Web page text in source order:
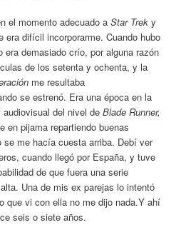
el momento adecuado aStar Treky
era difícil incorporarme. Cuando hubo
era demasiado crío, por alguna razón
de los setenta y ochenta, y la
me resultaba
se estrenó. Era una época en la
audiovisual del nivel deBlade Runner,
en pijama repartiendo buenas
se me hacía cuesta arriba. Debí ver
cuando llegó por España, y tuve
de que fuera una serie
Una de mis ex parejas lo intentó
que vi con ella no me dijo nada.Y ahí
seis o siete años.